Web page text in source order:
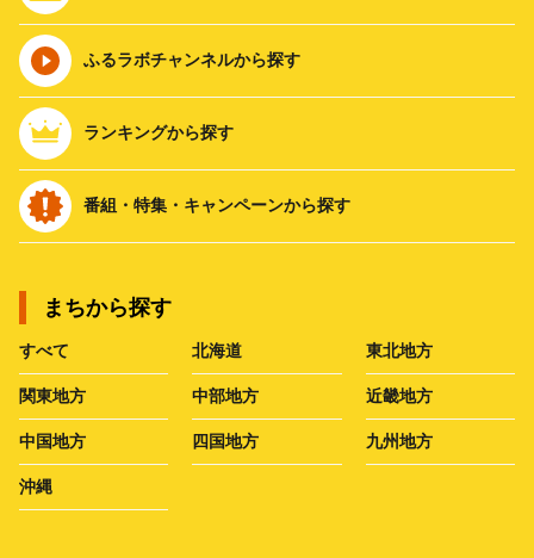
ふるラボチャンネルから探す
ランキングから探す
番組・特集・キャンペーンから探す
まちから探す
すべて 北海道 東北地方
関東地方 中部地方 近畿地方
中国地方 四国地方 九州地方
沖縄